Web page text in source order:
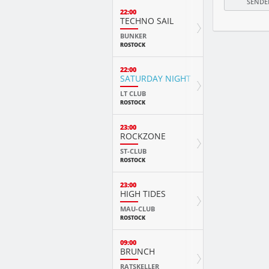
22:00
TECHNO SAIL
BUNKER
ROSTOCK
22:00
SATURDAY NIGHT FEVER
LT CLUB
ROSTOCK
23:00
ROCKZONE
ST-CLUB
ROSTOCK
23:00
HIGH TIDES
MAU-CLUB
ROSTOCK
09:00
BRUNCH
RATSKELLER